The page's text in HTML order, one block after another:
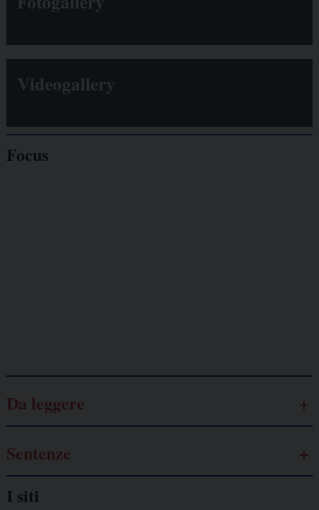
Videogallery
Focus
Da leggere
Sentenze
I siti